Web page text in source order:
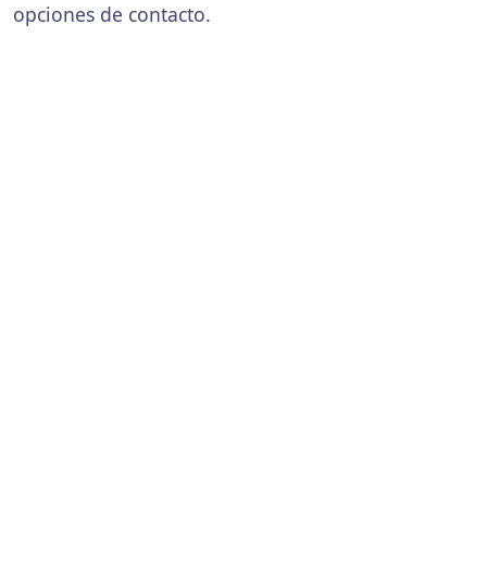
opciones de contacto.